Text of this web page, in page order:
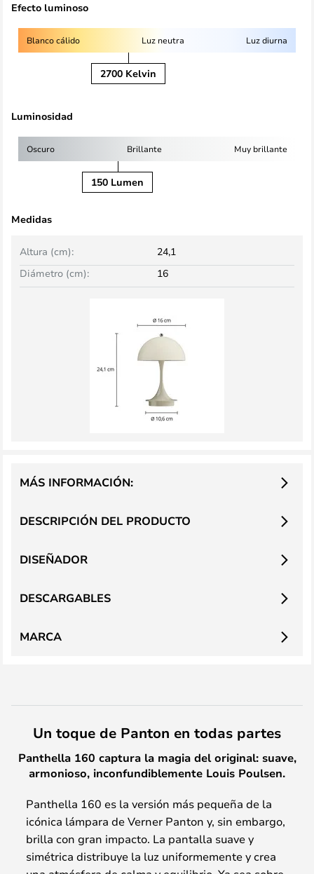
Efecto luminoso
Blanco cálido Luz neutra Luz diurna
2700 Kelvin
Luminosidad
Oscuro Brillante Muy brillante
150 Lumen
Medidas
Altura (cm):
24,1
Diámetro (cm):
16
DESCRIPCIÓN DEL PRODUCTO
MÁS INFORMACIÓN:
DISEÑADOR
DESCARGABLES
MARCA
Un toque de Panton en todas partes
Panthella 160 captura la magia del original: suave,
armonioso, inconfundiblemente Louis Poulsen.
Panthella 160 es la versión más pequeña de la
icónica lámpara de Verner Panton y, sin embargo,
brilla con gran impacto. La pantalla suave y
simétrica distribuye la luz uniformemente y crea